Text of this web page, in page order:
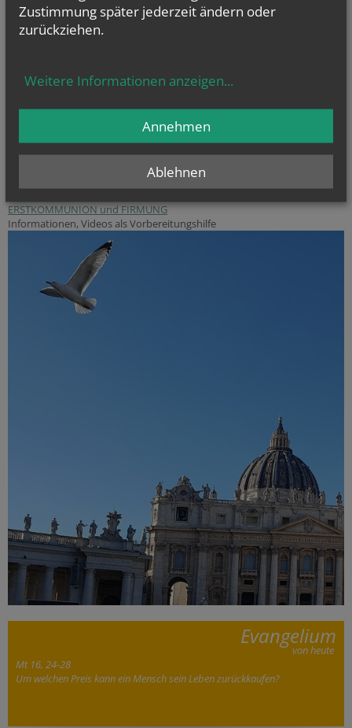
ERSTKOMMUNION und FIRMUNG
Informationen, Videos als Vorbereitungshilfe
Evangelium
von heute
Mt 16, 24-28
Um welchen Preis kann ein Mensch sein Leben zurückkaufen?
Zustimmung später jederzeit ändern oder
zurückziehen.
Weitere Informationen anzeigen...
Ablehnen
Annehmen